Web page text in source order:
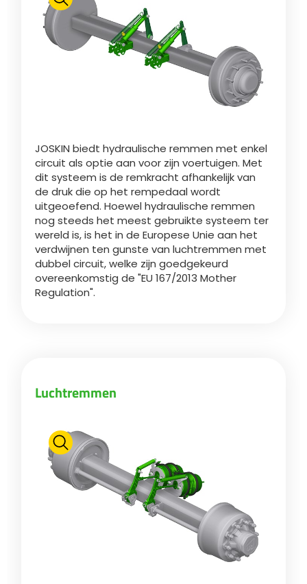
JOBS
CONTACT
Polski
Brochure downladen
Dansk
Română
Suomi
Lietuvių kalba
Česká republika
JOSKIN biedt hydraulische remmen met enkel
circuit als optie aan voor zijn voertuigen. Met
dit systeem is de remkracht afhankelijk van
de druk die op het rempedaal wordt
uitgeoefend. Hoewel hydraulische remmen
nog steeds het meest gebruikte systeem ter
wereld is, is het in de Europese Unie aan het
verdwijnen ten gunste van luchtremmen met
dubbel circuit, welke zijn goedgekeurd
overeenkomstig de "EU 167/2013 Mother
Regulation".
Luchtremmen